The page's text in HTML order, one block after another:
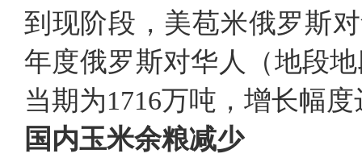
到现阶段，美苞米俄罗斯
年度俄罗斯对华人（地段
当期为1716万吨，增长幅
国内玉米余粮减少